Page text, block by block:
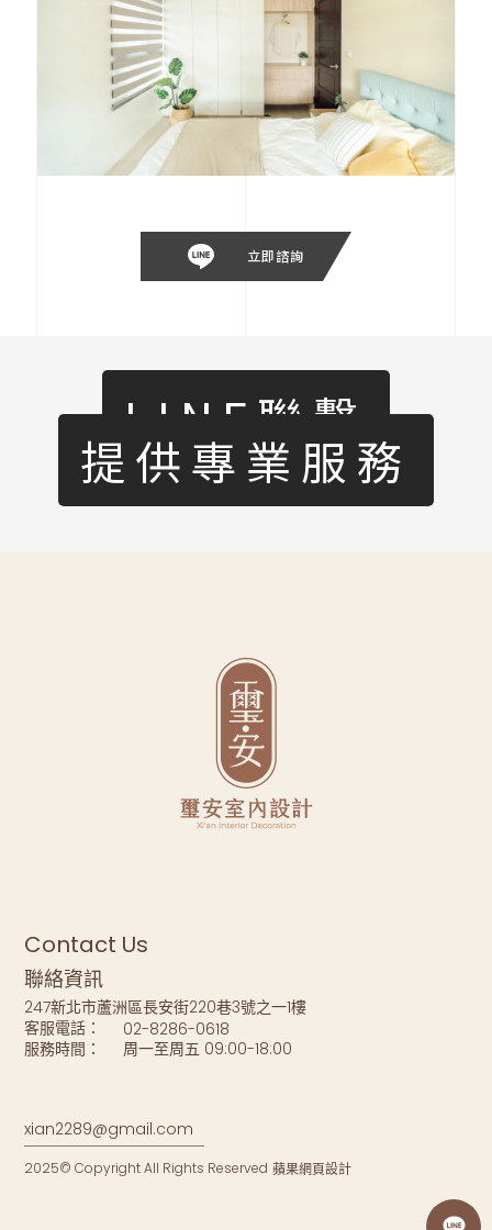
立即諮詢
LINE聯繫
提供專業服務
Contact Us
聯絡資訊
247新北市蘆洲區長安街220巷3號之一1樓
客服電話：
02-8286-0618
服務時間：
周一至周五 09:00-18:00
xian2289@gmail.com
2025© Copyright All Rights Reserved 蘋果網頁設計